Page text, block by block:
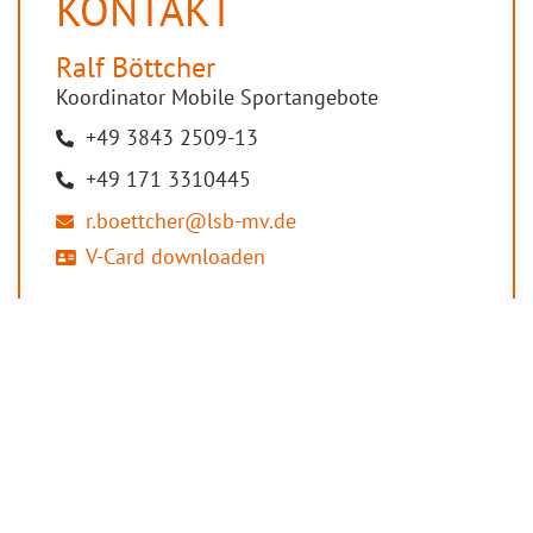
Ralf Böttcher
Koordinator Mobile Sportangebote
+49 3843 2509-13
+49 171 3310445
r.boettcher@lsb-mv.de
V-Card downloaden